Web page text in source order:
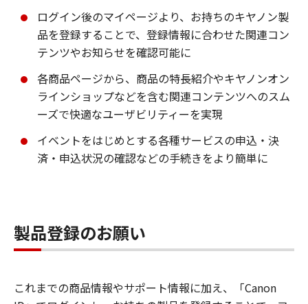
ログイン後のマイページより、お持ちのキヤノン製
品を登録することで、登録情報に合わせた関連コン
テンツやお知らせを確認可能に
各商品ページから、商品の特長紹介やキヤノンオン
ラインショップなどを含む関連コンテンツへのスム
ーズで快適なユーザビリティーを実現
イベントをはじめとする各種サービスの申込・決
済・申込状況の確認などの手続きをより簡単に
製品登録のお願い
これまでの商品情報やサポート情報に加え、「Canon